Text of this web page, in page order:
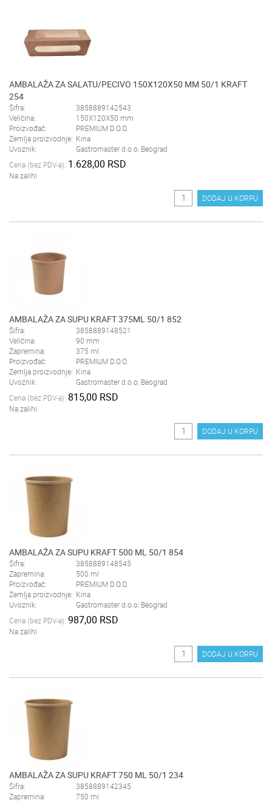
AMBALAŽA ZA SALATU/PECIVO 150X120X50 MM 50/1 KRAFT
254
Šifra:
3858889142543
Veličina:
150X120X50 mm
Proizvođač:
PREMIUM D.O.O.
Zemlja proizvodnje: Kina
Uvoznik:
Gastromaster d.o.o; Beograd
Cena (bez PDV-a): 1.628,00 RSD
Na zalihi
DODAJ U KORPU
AMBALAŽA ZA SUPU KRAFT 375ML 50/1 852
Šifra:
3858889148521
Veličina:
90 mm
Zapremina:
375 ml
Proizvođač:
PREMIUM D.O.O.
Zemlja proizvodnje: Kina
Uvoznik:
Gastromaster d.o.o; Beograd
Cena (bez PDV-a): 815,00 RSD
Na zalihi
DODAJ U KORPU
AMBALAŽA ZA SUPU KRAFT 500 ML 50/1 854
Šifra:
3858889148545
Zapremina:
500 ml
Proizvođač:
PREMIUM D.O.O.
Zemlja proizvodnje: Kina
Uvoznik:
Gastromaster d.o.o; Beograd
Cena (bez PDV-a): 987,00 RSD
Na zalihi
DODAJ U KORPU
AMBALAŽA ZA SUPU KRAFT 750 ML 50/1 234
Šifra:
3858889142345
Zapremina:
750 ml